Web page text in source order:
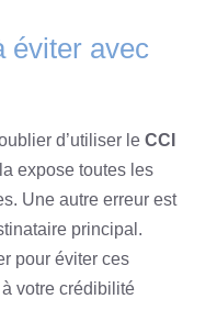
éviter avec
d’utiliser le CCI
expose toutes les
Une autre erreur est
principal.
pour éviter ces
votre crédibilité